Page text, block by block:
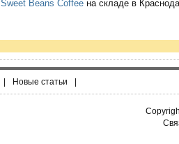
Sweet Beans Coffee на складе в
| Новые статьи |